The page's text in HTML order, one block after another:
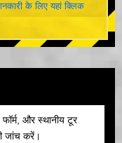
के लिए यहां क्लिक
और स्थानीय टूर
जांच करें।